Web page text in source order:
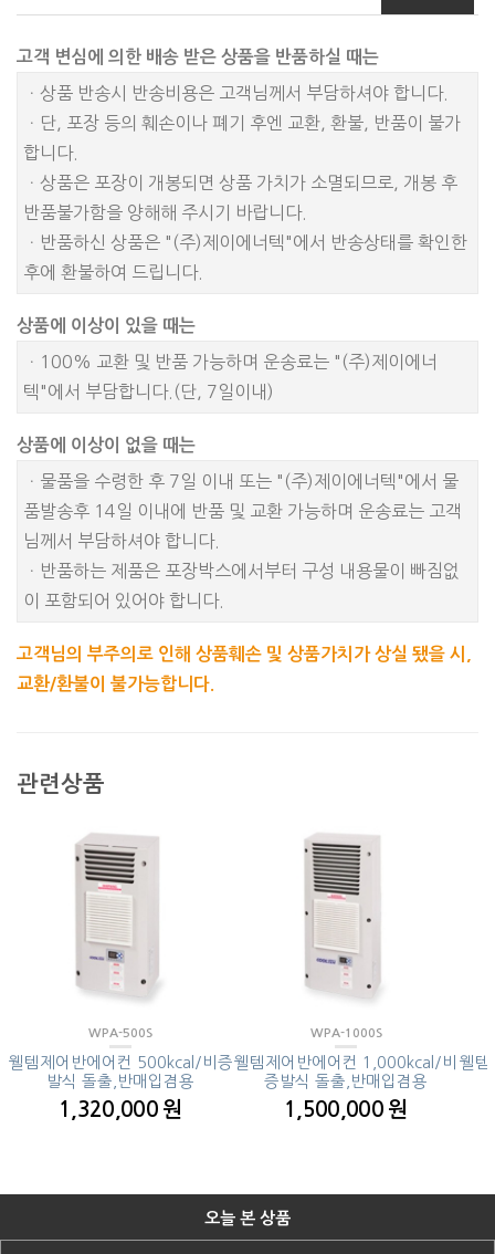
고객 변심에 의한 배송 받은 상품을 반품하실 때는
ㆍ상품 반송시 반송비용은 고객님께서 부담하셔야 합니다.
ㆍ단, 포장 등의 훼손이나 폐기 후엔 교환, 환불, 반품이 불가
합니다.
ㆍ상품은 포장이 개봉되면 상품 가치가 소멸되므로, 개봉 후
반품불가함을 양해해 주시기 바랍니다.
ㆍ반품하신 상품은 "(주)제이에너텍"에서 반송상태를 확인한
후에 환불하여 드립니다.
상품에 이상이 있을 때는
ㆍ100% 교환 및 반품 가능하며 운송료는 "(주)제이에너
텍"에서 부담합니다.(단, 7일이내)
상품에 이상이 없을 때는
ㆍ물품을 수령한 후 7일 이내 또는 "(주)제이에너텍"에서 물
품발송후 14일 이내에 반품 및 교환 가능하며 운송료는 고객
님께서 부담하셔야 합니다.
ㆍ반품하는 제품은 포장박스에서부터 구성 내용물이 빠짐없
이 포함되어 있어야 합니다.
고객님의 부주의로 인해 상품훼손 및 상품가치가 상실 됐을 시,
교환/환불이 불가능합니다.
관련상품
WPA-500S
웰템제어반에어컨 500kcal/비증
발식 돌출,반매입겸용
1,320,000 원
WPA-1000S
웰템제어반에어컨 1,000kcal/비
증발식 돌출,반매입겸용
1,500,000 원
웰템
오늘 본 상품